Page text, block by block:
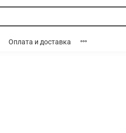
Оплата и доставка